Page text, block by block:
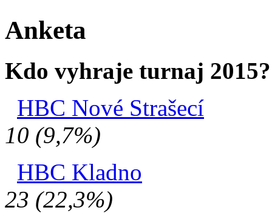
Anketa
Kdo vyhraje turnaj 2015?
HBC Nové Strašecí
10 (9,7%)
HBC Kladno
23 (22,3%)